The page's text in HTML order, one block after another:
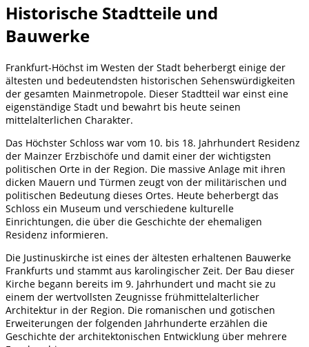
Historische Stadtteile und
Bauwerke
Frankfurt-Höchst im Westen der Stadt beherbergt einige der
ältesten und bedeutendsten historischen Sehenswürdigkeiten
der gesamten Mainmetropole. Dieser Stadtteil war einst eine
eigenständige Stadt und bewahrt bis heute seinen
mittelalterlichen Charakter.
Das Höchster Schloss war vom 10. bis 18. Jahrhundert Residenz
der Mainzer Erzbischöfe und damit einer der wichtigsten
politischen Orte in der Region. Die massive Anlage mit ihren
dicken Mauern und Türmen zeugt von der militärischen und
politischen Bedeutung dieses Ortes. Heute beherbergt das
Schloss ein Museum und verschiedene kulturelle
Einrichtungen, die über die Geschichte der ehemaligen
Residenz informieren.
Die Justinuskirche ist eines der ältesten erhaltenen Bauwerke
Frankfurts und stammt aus karolingischer Zeit. Der Bau dieser
Kirche begann bereits im 9. Jahrhundert und macht sie zu
einem der wertvollsten Zeugnisse frühmittelalterlicher
Architektur in der Region. Die romanischen und gotischen
Erweiterungen der folgenden Jahrhunderte erzählen die
Geschichte der architektonischen Entwicklung über mehrere